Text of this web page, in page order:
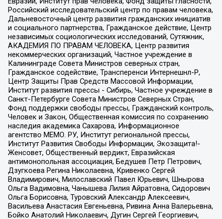
Российский исследовательский центр по правам человека,
Дальневосточный центр развития гражданских инициатив
и социального партнерства, Гражданское действие, Центр
независимых социологических исследований, Сутяжник,
АКАДЕМИЯ ПО ПРАВАМ ЧЕЛОВЕКА, Центр развития
некоммерческих организаций, Частное учреждение в
Калининграде Совета Министров северных стран,
Гражданское содействие, Трансперенси Интернешнл-Р,
Центр Защиты Прав Средств Массовой Информации,
Институт развития прессы - Сибирь, Частное учреждение в
Санкт-Петербурге Совета Министров Северных Стран,
Фонд поддержки свободы прессы, Гражданский контроль,
Человек и Закон, Общественная комиссия по сохранению
наследия академика Сахарова, Информационное
агентство МЕМО. РУ, Институт региональной прессы,
Институт Развития Свободы Информации, Экозащита!-
Женсовет, Общественный вердикт, Евразийская
антимонопольная ассоциация, Бедушев Петр Петрович,
Дзугкоева Регина Николаевна, Кривенко Сергей
Владимирович, Милославский Павел Юрьевич, Шнырова
Ольга Вадимовна, Чанышева Лилия Айратовна, Сидорович
Ольга Борисовна, Туровский Александр Алексеевич,
Васильева Анастасия Евгеньевна, Ривина Анна Валерьевна,
Бойко Анатолий Николаевич, Дугин Сергей Георгиевич,